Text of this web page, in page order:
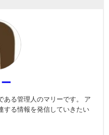
ある管理人のマリーです。 ア
する情報を発信していきたい